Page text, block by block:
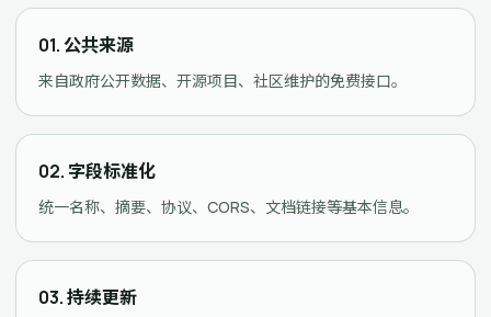
01. 公共来源
来自政府公开数据、开源项目、社区维护的免费接口。
02. 字段标准化
统一名称、摘要、协议、CORS、文档链接等基本信息。
03. 持续更新